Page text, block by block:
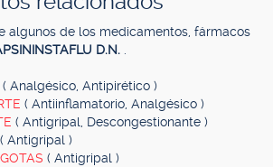
algunos de los medicamentos, fármacos
D.N.
( Analgésico, Antipirético )
( Antiinflamatorio, Analgésico )
( Antigripal, Descongestionante )
( Antigripal )
( Antigripal )